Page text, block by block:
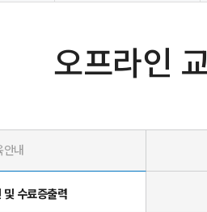
오프라인
안내
수료증출력